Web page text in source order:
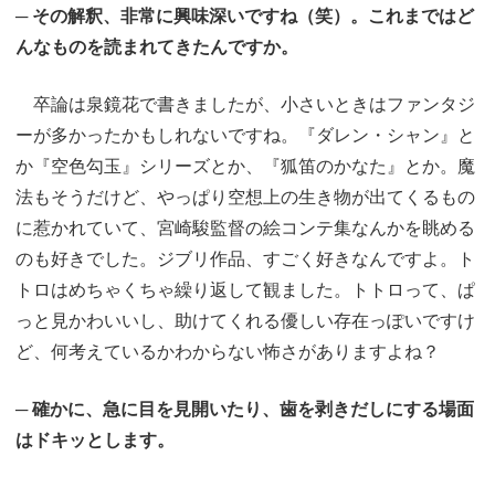
─ その解釈、非常に興味深いですね（笑）。これまではど
んなものを読まれてきたんですか。
卒論は泉鏡花で書きましたが、小さいときはファンタジ
ーが多かったかもしれないですね。『ダレン・シャン』と
か『空色勾玉』シリーズとか、『狐笛のかなた』とか。魔
法もそうだけど、やっぱり空想上の生き物が出てくるもの
に惹かれていて、宮崎駿監督の絵コンテ集なんかを眺める
のも好きでした。ジブリ作品、すごく好きなんですよ。ト
トロはめちゃくちゃ繰り返して観ました。トトロって、ぱ
っと見かわいいし、助けてくれる優しい存在っぽいですけ
ど、何考えているかわからない怖さがありますよね？
─ 確かに、急に目を見開いたり、歯を剥きだしにする場面
はドキッとします。